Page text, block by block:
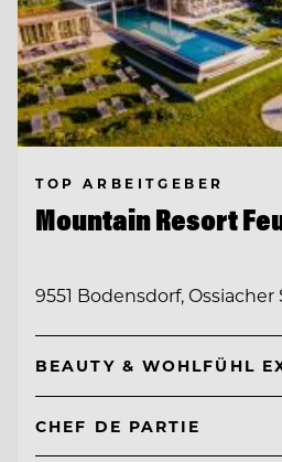
TOP ARBEITGEBER
Mountain Resort
9551 Bodensdorf, Ossiacher
BEAUTY & WOHLFÜHL
CHEF DE PARTIE